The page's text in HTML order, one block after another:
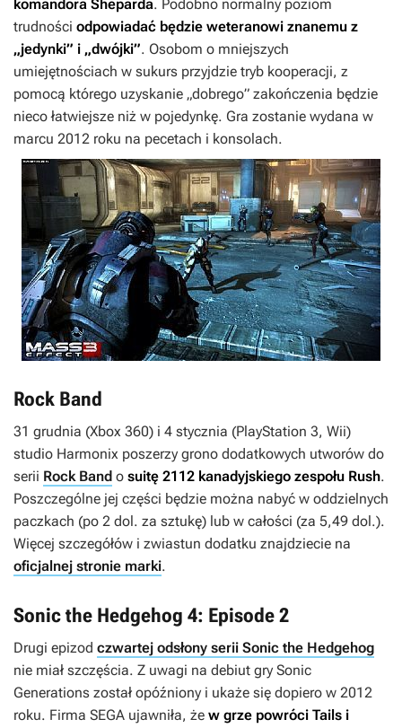
komandora Sheparda. Podobno normalny poziom
trudności odpowiadać będzie weteranowi znanemu z
„jedynki” i „dwójki”. Osobom o mniejszych
umiejętnościach w sukurs przyjdzie tryb kooperacji, z
pomocą którego uzyskanie „dobrego” zakończenia będzie
nieco łatwiejsze niż w pojedynkę. Gra zostanie wydana w
marcu 2012 roku na pecetach i konsolach.
Rock Band
31 grudnia (Xbox 360) i 4 stycznia (PlayStation 3, Wii)
studio Harmonix poszerzy grono dodatkowych utworów do
serii Rock Band o suitę 2112 kanadyjskiego zespołu Rush.
Poszczególne jej części będzie można nabyć w oddzielnych
paczkach (po 2 dol. za sztukę) lub w całości (za 5,49 dol.).
Więcej szczegółów i zwiastun dodatku znajdziecie na
oficjalnej stronie marki.
Sonic the Hedgehog 4: Episode 2
Drugi epizod czwartej odsłony serii Sonic the Hedgehog
nie miał szczęścia. Z uwagi na debiut gry Sonic
Generations został opóźniony i ukaże się dopiero w 2012
roku. Firma SEGA ujawniła, że w grze powróci Tails i